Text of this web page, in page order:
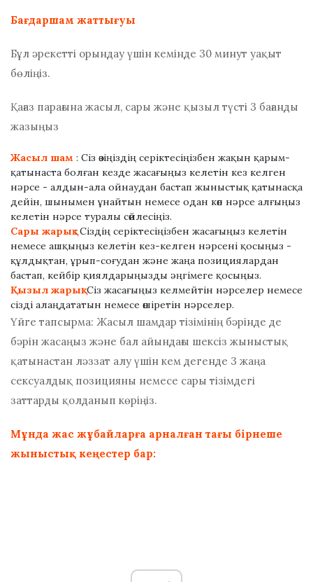
Бағдаршам жаттығуы
Бұл әрекетті орындау үшін кемінде 30 минут уақыт
бөліңіз.
Қағаз парағына жасыл, сары және қызыл түсті 3 бағанды ​​
жазыңыз
Жасыл шам : Сіз өзіңіздің серіктесіңізбен жақын қарым-
қатынаста болған кезде жасағыңыз келетін кез келген
нәрсе - алдын-ала ойнаудан бастап жыныстық қатынасқа
дейін, шынымен ұнайтын немесе одан көп нәрсе алғыңыз
келетін нәрсе туралы сөйлесіңіз.
Сары жарық : Сіздің серіктесіңізбен жасағыңыз келетін
немесе ашқыңыз келетін кез-келген нәрсені қосыңыз -
құлдықтан, ұрып-соғудан және жаңа позициялардан
бастап, кейбір қиялдарыңызды әңгімеге қосыңыз.
Қызыл жарық: Сіз жасағыңыз келмейтін нәрселер немесе
сізді алаңдататын немесе өшіретін нәрселер.
Үйге тапсырма: Жасыл шамдар тізімінің бәрінде де
бәрін жасаңыз және бал айындағы шексіз жыныстық
қатынастан ләззат алу үшін кем дегенде 3 жаңа
сексуалдық позицияны немесе сары тізімдегі
заттарды қолданып көріңіз.
Мұнда жас жұбайларға арналған тағы бірнеше
жыныстық кеңестер бар: